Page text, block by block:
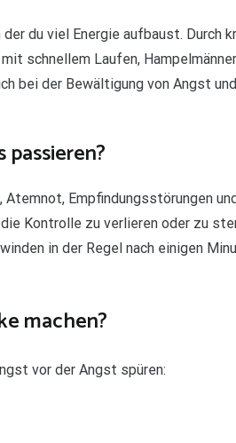
du viel Energie aufbaust. Durch
schnellem Laufen,
bei der Bewältigung von Angst
Empfindungsstörungen
Kontrolle zu verlieren oder zu
in der Regel nach einigen
machen?
vor der Angst spüren: